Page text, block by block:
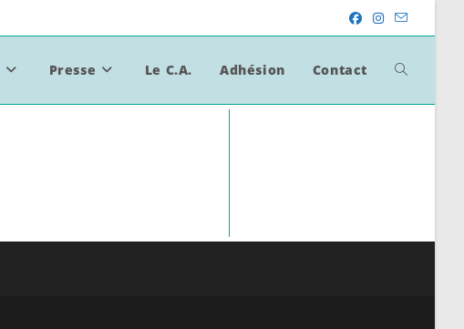
Presse Le C.A. Adhésion Contact Toggle